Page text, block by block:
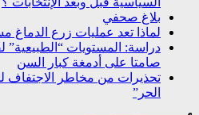
بلاغ صحفي
لماذا تعد عمليات زرع الدماغ
صامتا على أدمغة كبار السن
تحذيرات من مخاطر الاجتفاف
الحر”